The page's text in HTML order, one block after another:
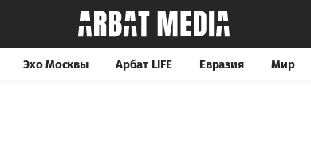
Эхо Москвы Арбат LIFE Евразия Мир